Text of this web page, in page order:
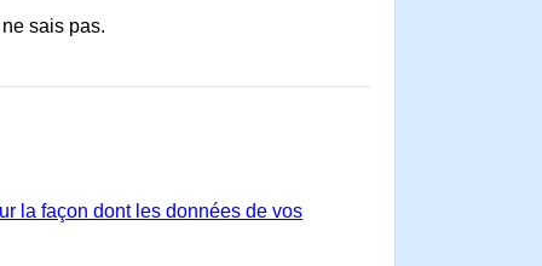
sais pas.
la façon dont les données de vos